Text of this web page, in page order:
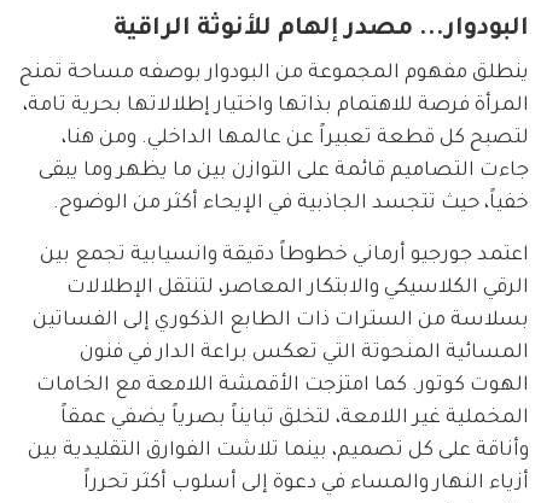
البودوار... مصدر إلهام للأنوثة الراقية
ينطلق مفهوم المجموعة من البودوار بوصفه مساحة تمنح
المرأة فرصة للاهتمام بذاتها واختيار إطلالاتها بحرية تامة،
لتصبح كل قطعة تعبيراً عن عالمها الداخلي. ومن هنا،
جاءت التصاميم قائمة على التوازن بين ما يظهر وما يبقى
خفياً، حيث تتجسد الجاذبية في الإيحاء أكثر من الوضوح.
اعتمد جورجيو أرماني خطوطاً دقيقة وانسيابية تجمع بين
الرقي الكلاسيكي والابتكار المعاصر، لتنتقل الإطلالات
بسلاسة من السترات ذات الطابع الذكوري إلى الفساتين
المسائية المنحوتة التي تعكس براعة الدار في فنون
الهوت كوتور. كما امتزجت الأقمشة اللامعة مع الخامات
المخملية غير اللامعة، لتخلق تبايناً بصرياً يضفي عمقاً
وأناقة على كل تصميم، بينما تلاشت الفوارق التقليدية بين
أزياء النهار والمساء في دعوة إلى أسلوب أكثر تحرراً